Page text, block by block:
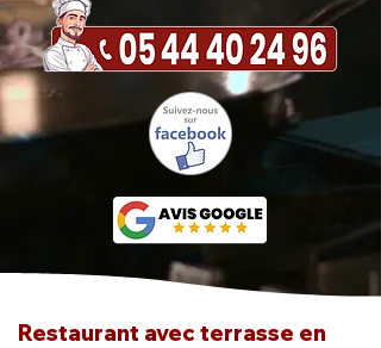
Restaurant avec terrasse en